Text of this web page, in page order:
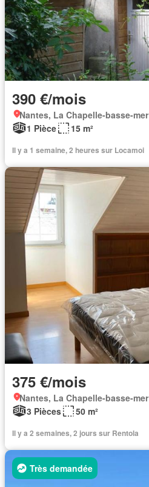
390 €/mois
Nantes, La Chapelle-basse-mer
1 Pièce
15 m²
Il y a 1 semaine, 2 heures sur Locamoi
375 €/mois
Nantes, La Chapelle-basse-mer
3 Pièces
50 m²
Il y a 2 semaines, 2 jours sur Rentola
Très demandée